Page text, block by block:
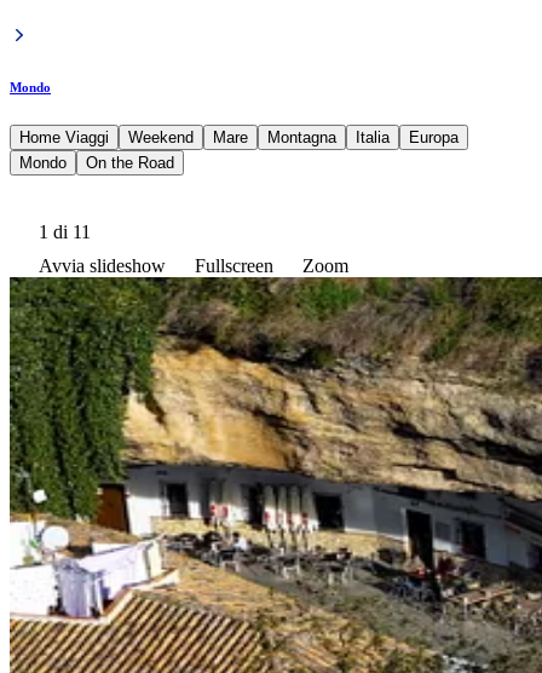
Mondo
Home Viaggi Weekend Mare Montagna Italia
Europa
Mondo
On the Road
1 di 11
Avvia slideshow
Fullscreen Zoom